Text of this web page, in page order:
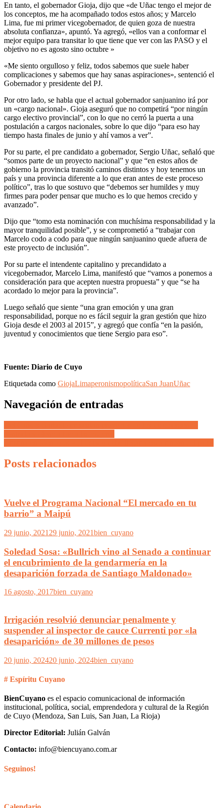
En tanto, el gobernador Gioja, dijo que «de Uñac tengo el mejor de
los conceptos, me ha acompañado todos estos años; y Marcelo
Lima, fue mi primer vicegobernador, de quien goza de nuestra
absoluta confianza», apuntó. Ya agregó, «ellos van a conformar el
mejor equipo para transitar lo que tiene que ver con las PASO y el
objetivo no es agosto sino octubre »
«Me siento orgulloso y feliz, todos sabemos que suele haber
complicaciones y sabemos que hay sanas aspiraciones», sentenció el
Gobernador y presidente del PJ.
Por otro lado, se habla que el actual gobernador sanjuanino irá por
un «cargo nacional». Gioja aseguró que no competirá “por ningún
cargo electivo provincial”, con lo que no cerró la puerta a una
postulación a cargos nacionales, sobre lo que dijo “para eso hay
tiempo hasta finales de junio y ahí vamos a ver”.
Por su parte, el pre candidato a gobernador, Sergio Uñac, señaló que
“somos parte de un proyecto nacional” y que “en estos años de
gobierno la provincia transitó caminos distintos y hoy tenemos un
país y una provincia diferente a lo que eran antes de este proceso
político”, tras lo que sostuvo que “debemos ser humildes y muy
firmes para poder pensar que mucho es lo que hemos crecido y
avanzado”.
Dijo que “tomo esta nominación con muchísima responsabilidad y la
mayor tranquilidad posible”, y se comprometió a “trabajar con
Marcelo codo a codo para que ningún sanjuanino quede afuera de
este proyecto de inclusión”.
Por su parte el intendente capitalino y precandidato a
vicegobernador, Marcelo Lima, manifestó que “vamos a ponernos a
consideración para que acepten nuestra propuesta” y que “se ha
acordado lo mejor para la provincia”.
Luego señaló que siente “una gran emoción y una gran
responsabilidad, porque no es fácil seguir la gran gestión que hizo
Gioja desde el 2003 al 2015”, y agregó que confía “en la pasión,
juventud y conocimientos que tiene Sergio para eso”.
Fuente: Diario de Cuyo
Etiquetada como GiojaLimaperonismopolíticaSan JuanUñac
Navegación de entradas
Posts relacionados
Vuelve el Programa Nacional “El mercado en tu
barrio” a Maipú
29 junio, 2021 29 junio, 2021bien_cuyano
Soledad Sosa: «Bullrich vino al Senado a continuar
el encubrimiento de la gendarmería en la
desaparición forzada de Santiago Maldonado»
16 agosto, 2017bien_cuyano
Irrigación resolvió denunciar penalmente y
suspender al inspector de cauce Currenti por «la
desaparición» de 30 millones de pesos
20 junio, 202420 junio, 2024bien_cuyano
# Espíritu Cuyano
BienCuyano es el espacio comunicacional de información
institucional, política, social, emprendedora y cultural de la Región
de Cuyo (Mendoza, San Luis, San Juan, La Rioja)
Director Editorial: Julián Galván
Contacto: info@biencuyano.com.ar
Seguinos!